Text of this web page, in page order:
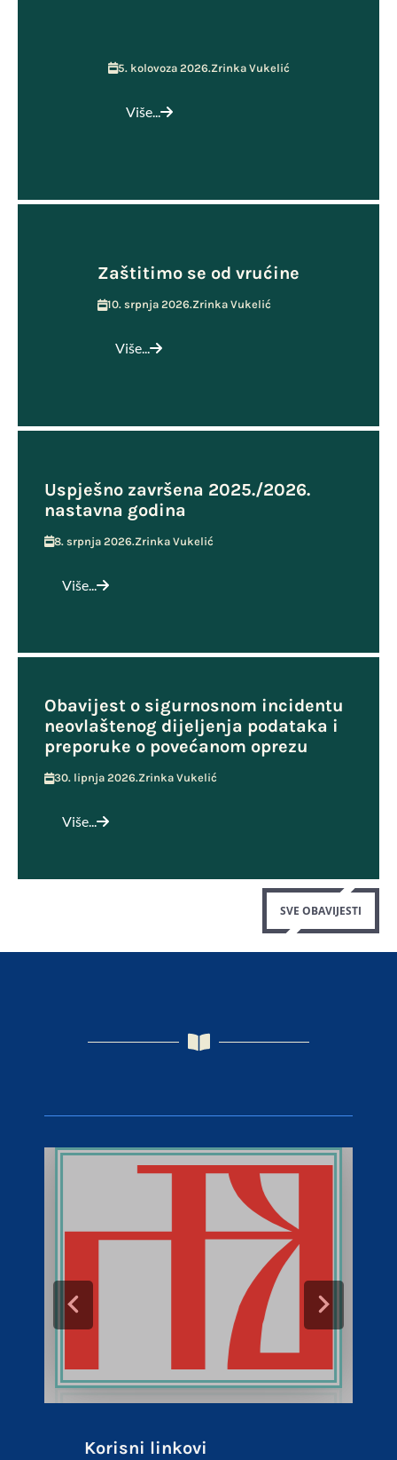
5. kolovoza 2026.Zrinka Vukelić
Više...
Zaštitimo se od vrućine
10. srpnja 2026.Zrinka Vukelić
Više...
Uspješno završena 2025./2026.
nastavna godina
8. srpnja 2026.Zrinka Vukelić
Više...
Obavijest o sigurnosnom incidentu
neovlaštenog dijeljenja podataka i
preporuke o povećanom oprezu
30. lipnja 2026.Zrinka Vukelić
Više...
SVE OBAVIJESTI
Korisni linkovi